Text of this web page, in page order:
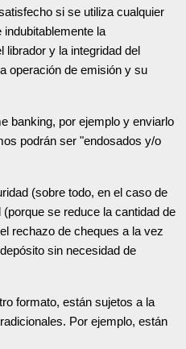
si se utiliza cualquier
la
librador y la integridad del
operación de emisión y su
banking, por ejemplo y enviarlo
podrán ser "endosados y/o
(sobre todo, en el caso de
se reduce la cantidad de
rechazo de cheques a la vez
sin necesidad de
formato, están sujetos a la
Por ejemplo, están